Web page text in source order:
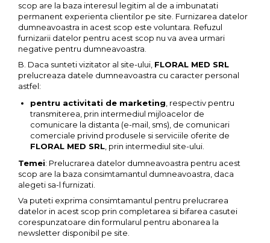
scop are la baza interesul legitim al de a imbunatati
permanent experienta clientilor pe site. Furnizarea datelor
dumneavoastra in acest scop este voluntara. Refuzul
furnizarii datelor pentru acest scop nu va avea urmari
negative pentru dumneavoastra.
B. Daca sunteti vizitator al site-ului, FLORAL MED SRL
prelucreaza datele dumneavoastra cu caracter personal
astfel:
pentru activitati de marketing , respectiv pentru
transmiterea, prin intermediul mijloacelor de
comunicare la distanta (e-mail, sms), de comunicari
comerciale privind produsele si serviciile oferite de
FLORAL MED SRL , prin intermediul site-ului.
Temei: Prelucrarea datelor dumneavoastra pentru acest
scop are la baza consimtamantul dumneavoastra, daca
alegeti sa-l furnizati.
Va puteti exprima consimtamantul pentru prelucrarea
datelor in acest scop prin completarea si bifarea casutei
corespunzatoare din formularul pentru abonarea la
newsletter disponibil pe site.